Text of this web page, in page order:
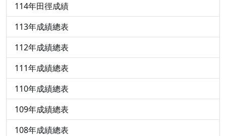
114年田徑成績
113年成績總表
112年成績總表
111年成績總表
110年成績總表
109年成績總表
108年成績總表